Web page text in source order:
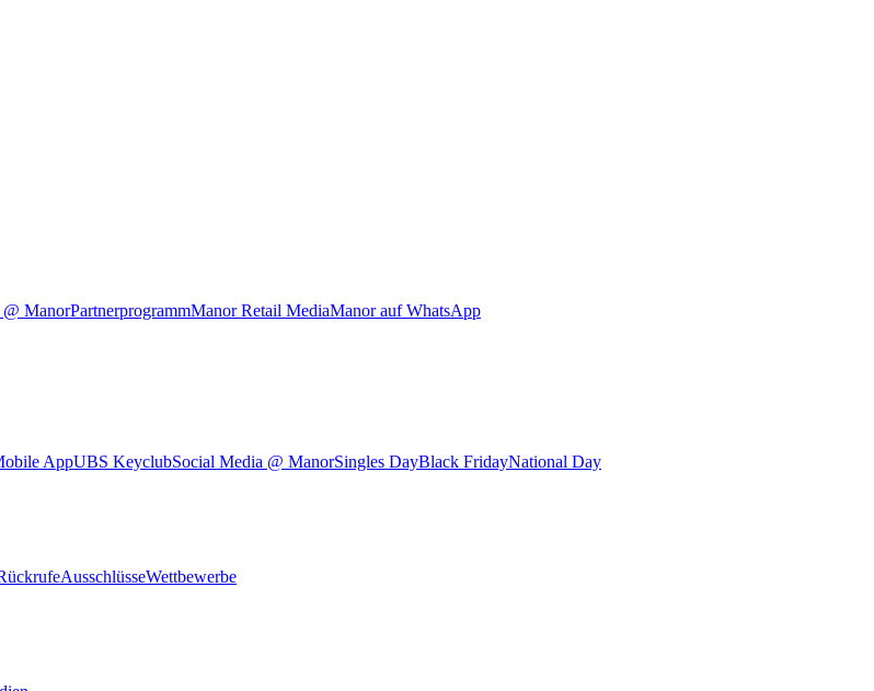
@ ManorPartnerprogrammManor Retail MediaManor auf WhatsApp
AppUBS KeyclubSocial Media @ ManorSingles DayBlack FridayNational Day
AusschlüsseWettbewerbe